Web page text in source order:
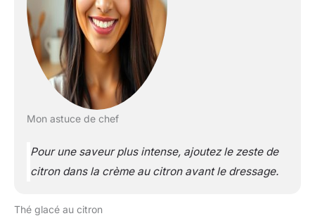
Mon astuce de chef
Pour une saveur plus intense, ajoutez le zeste de
citron dans la crème au citron avant le dressage.
Thé glacé au citron